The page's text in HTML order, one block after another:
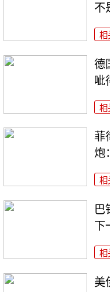
不
相
德
呲
相
菲
炮
相
巴
下
相
美